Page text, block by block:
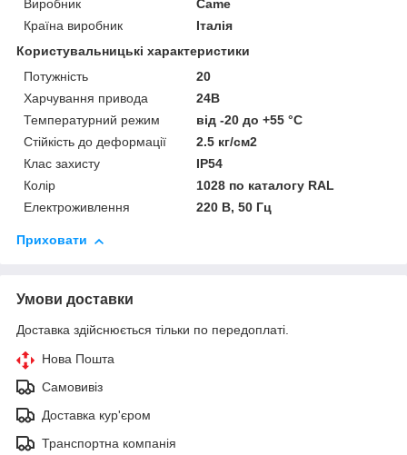
Виробник
Came
Країна виробник
Італія
Користувальницькі характеристики
Потужність
20
Харчування привода
24В
Температурний режим
від -20 до +55 °C
Стійкість до деформації
2.5 кг/см2
Клас захисту
IP54
Колір
1028 по каталогу RAL
Електроживлення
220 В, 50 Гц
Приховати
Умови доставки
Доставка здійснюється тільки по передоплаті.
Нова Пошта
Самовивіз
Доставка кур'єром
Транспортна компанія